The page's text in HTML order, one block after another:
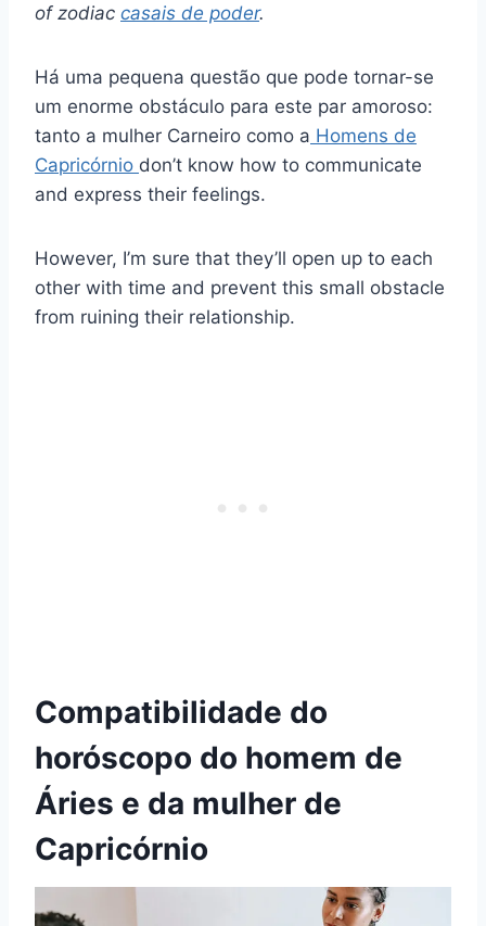
of zodiac casais de poder.
Há uma pequena questão que pode tornar-se
um enorme obstáculo para este par amoroso:
tanto a mulher Carneiro como a Homens de
Capricórnio don’t know how to communicate
and express their feelings.
However, I’m sure that they’ll open up to each
other with time and prevent this small obstacle
from ruining their relationship.
Compatibilidade do
horóscopo do homem de
Áries e da mulher de
Capricórnio